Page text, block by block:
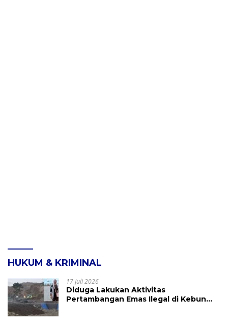
HUKUM & KRIMINAL
17 Juli 2026
Diduga Lakukan Aktivitas
Pertambangan Emas Ilegal di Kebun